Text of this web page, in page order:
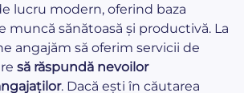
lucru modern, oferind baza
muncă sănătoasă și productivă. La
angajăm să oferim servicii de
să răspundă nevoilor
. Dacă ești în căutarea